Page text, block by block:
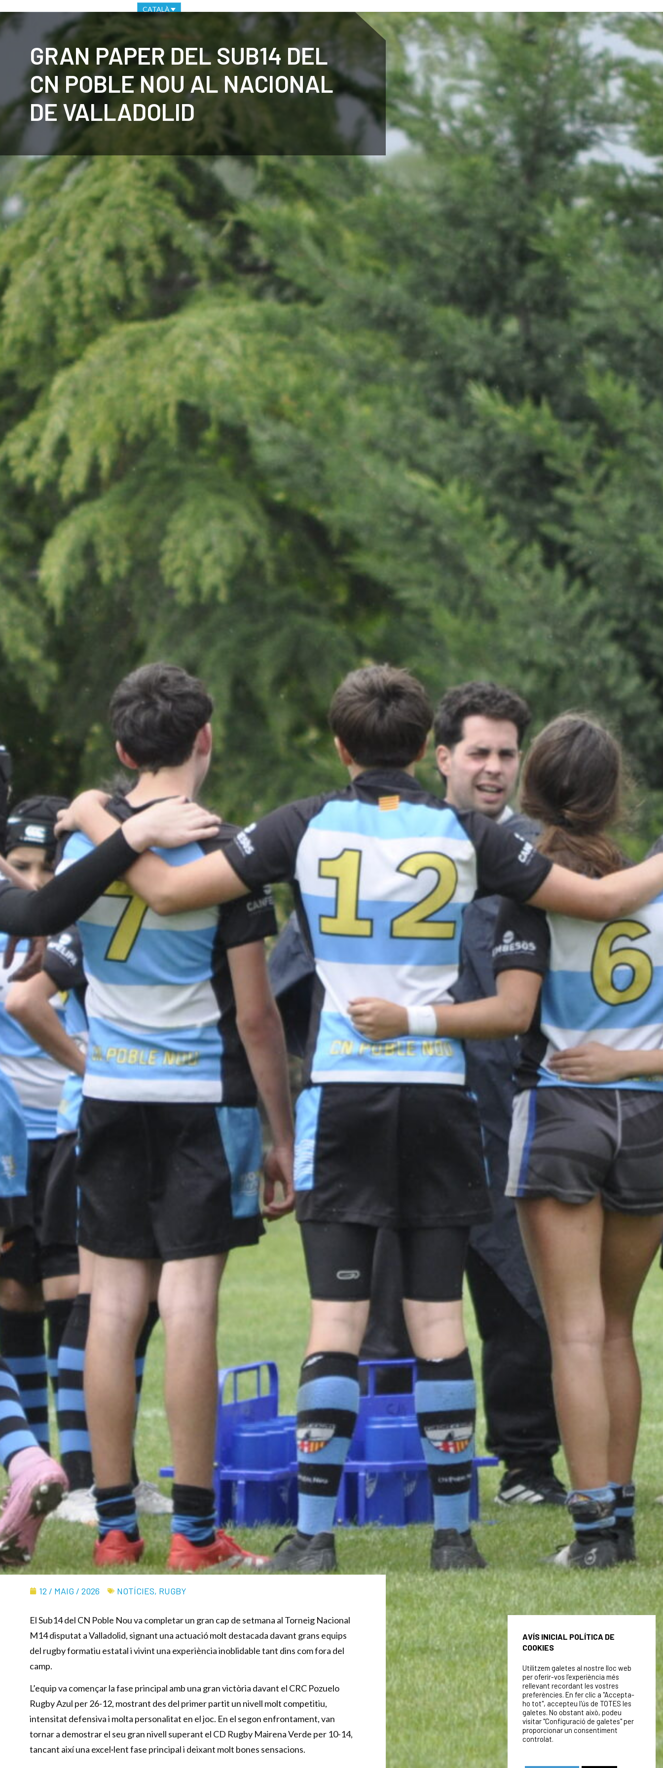
CATALÀ
CENTENARI NOTÍCIES ON SOM PATROCINADORS CONTACTE
GRAN PAPER DEL SUB14 DEL
CN POBLE NOU AL NACIONAL
DE VALLADOLID
12 / MAIG / 2026 NOTÍCIES, RUGBY
El Sub14 del CN Poble Nou va completar un gran cap de setmana al Torneig Nacional
M14 disputat a Valladolid, signant una actuació molt destacada davant grans equips
del rugby formatiu estatal i vivint una experiència inoblidable tant dins com fora del
camp.
L’equip va començar la fase principal amb una gran victòria davant el CRC Pozuelo
Rugby Azul per 26-12, mostrant des del primer partit un nivell molt competitiu,
intensitat defensiva i molta personalitat en el joc. En el segon enfrontament, van
tornar a demostrar el seu gran nivell superant el CD Rugby Mairena Verde per 10-14,
tancant així una excel·lent fase principal i deixant molt bones sensacions.
AVÍS INICIAL POLÍTICA DE
COOKIES
Utilitzem galetes al nostre lloc web
per oferir-vos l’experiència més
rellevant recordant les vostres
preferències. En fer clic a "Accepta-
ho tot", accepteu l'ús de TOTES les
galetes. No obstant això, podeu
visitar "Configuració de galetes" per
proporcionar un consentiment
controlat.